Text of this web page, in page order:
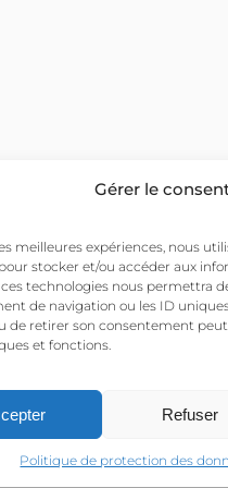
Gérer le
meilleures expériences, nous
stocker et/ou accéder aux
technologies nous permettra
de navigation ou les ID
de retirer son consentement
et fonctions.
Refuser
Politique de protection des